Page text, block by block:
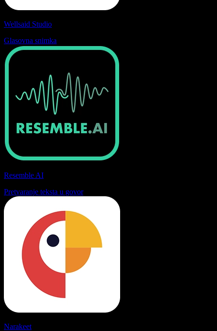
Wellsaid Studio
Glasovna snimka
Resemble AI
Pretvaranje teksta u govor
Narakeet